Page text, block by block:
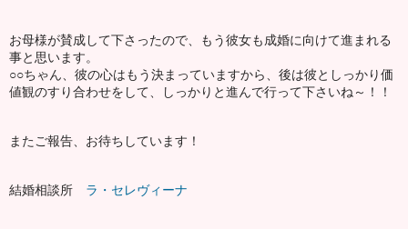
お母様が賛成して下さったので、もう彼女も成婚に向けて進まれる
事と思います。
○○ちゃん、彼の心はもう決まっていますから、後は彼としっかり価
値観のすり合わせをして、しっかりと進んで行って下さいね～！！
またご報告、お待ちしています！
結婚相談所 ラ・セレヴィーナ